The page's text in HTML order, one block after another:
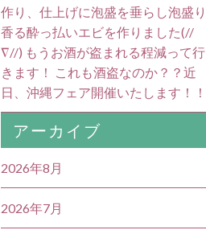
作り、仕上げに泡盛を垂らし泡盛り
香る酔っ払いエビを作りました(//
∇//) もうお酒が盗まれる程減って行
きます！ これも酒盗なのか？？近
日、沖縄フェア開催いたします！！
アーカイブ
2026年8月
2026年7月